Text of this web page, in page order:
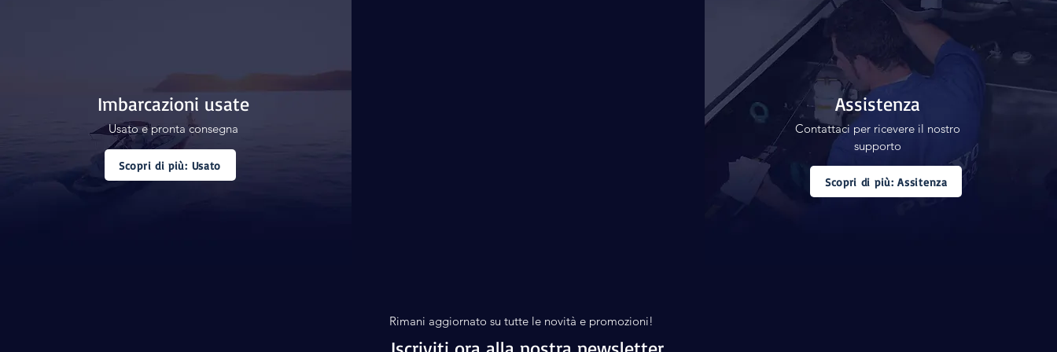
Imbarcazioni usate
Usato e pronta consegna
Scopri di più: Usato
Assistenza
Contattaci per ricevere il nostro
supporto
Scopri di più: Assitenza
Rimani aggiornato su tutte le novità e promozioni!